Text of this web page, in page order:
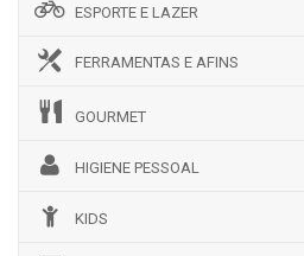
ESPORTE E LAZER
FERRAMENTAS E AFINS
GOURMET
HIGIENE PESSOAL
KIDS